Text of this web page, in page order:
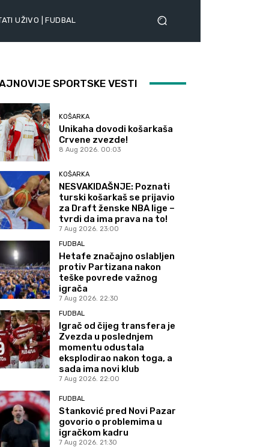
UŽIVO | FUDBAL
SPORTSKE VESTI
KOŠARKA
Unikaha dovodi košarkaša
Crvene zvezde!
8 Aug 2026. 00:03
KOŠARKA
NESVAKIDAŠNJE: Poznati
turski košarkaš se prijavio
za Draft ženske NBA lige –
tvrdi da ima prava na to!
7 Aug 2026. 23:00
FUDBAL
Hetafe značajno oslabljen
protiv Partizana nakon
teške povrede važnog
igrača
7 Aug 2026. 22:30
FUDBAL
Igrač od čijeg transfera je
Zvezda u poslednjem
momentu odustala
eksplodirao nakon toga, a
sada ima novi klub
7 Aug 2026. 22:00
FUDBAL
Stanković pred Novi Pazar
govorio o problemima u
igračkom kadru
7 Aug 2026. 21:30